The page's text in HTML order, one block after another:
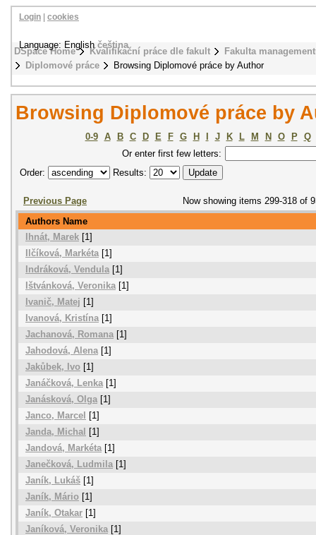
DSpace Home Kvalifikační práce dle fakult
Fakulta
Diplomové práce
Browsing Diplomové práce by Author
Login cookies
Language: Englishčeština
Browsing Diplomové práce by
0-9 A B C D E F G H J K L M N O P
Q
Or enter first few letters:
Order:
Results:
Previous Page
Now showing items 299-318 of
Authors Name
Ihnát, Marek [1]
Ilčíková, Markéta[1]
Indráková, Vendula [1]
Ištvánková, Veronika[1]
Ivanič, Matej [1]
Ivanová, Kristína[1]
Jachanová, Romana [1]
Jahodová, Alena[1]
Jakůbek, Ivo [1]
Janáčková, Lenka[1]
Janásková, Olga [1]
Janco, Marcel
[1]
Janda, Michal
[1]
Jandová, Markéta[1]
Janečková, Ludmila [1]
Janík, Lukáš [1]
Janík, Mário [1]
Janík, Otakar [1]
Janíková, Veronika [1]